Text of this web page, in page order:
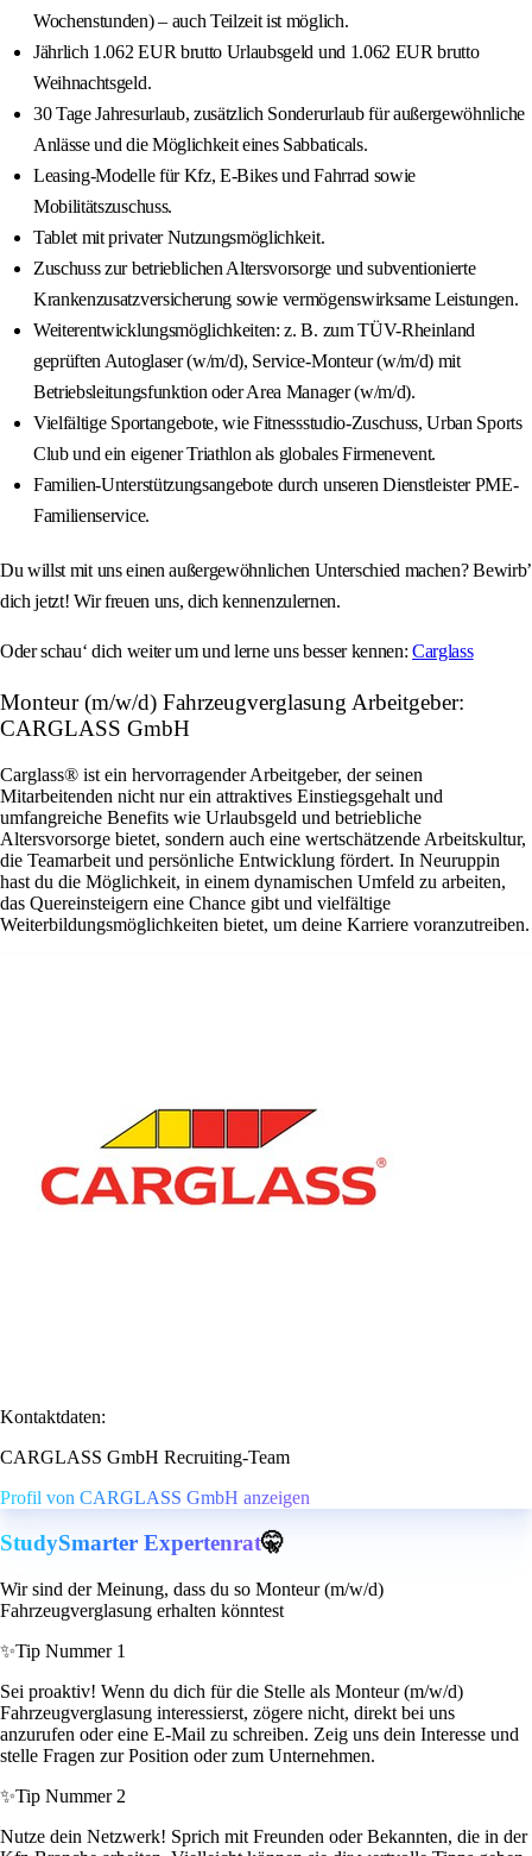
Wochenstunden) – auch Teilzeit ist möglich.
Jährlich 1.062 EUR brutto Urlaubsgeld und 1.062 EUR brutto
Weihnachtsgeld.
30 Tage Jahresurlaub, zusätzlich Sonderurlaub für außergewöhnliche
Anlässe und die Möglichkeit eines Sabbaticals.
Leasing-Modelle für Kfz, E-Bikes und Fahrrad sowie
Mobilitätszuschuss.
Tablet mit privater Nutzungsmöglichkeit.
Zuschuss zur betrieblichen Altersvorsorge und subventionierte
Krankenzusatzversicherung sowie vermögenswirksame Leistungen.
Weiterentwicklungsmöglichkeiten: z. B. zum TÜV-Rheinland
geprüften Autoglaser (w/m/d), Service-Monteur (w/m/d) mit
Betriebsleitungsfunktion oder Area Manager (w/m/d).
Vielfältige Sportangebote, wie Fitnessstudio-Zuschuss, Urban Sports
Club und ein eigener Triathlon als globales Firmenevent.
Familien-Unterstützungsangebote durch unseren Dienstleister PME-
Familienservice.
Du willst mit uns einen außergewöhnlichen Unterschied machen? Bewirb’
dich jetzt! Wir freuen uns, dich kennenzulernen.
Oder schau‘ dich weiter um und lerne uns besser kennen:Carglass
Monteur (m/w/d) Fahrzeugverglasung Arbeitgeber:
CARGLASS GmbH
Carglass® ist ein hervorragender Arbeitgeber, der seinen
Mitarbeitenden nicht nur ein attraktives Einstiegsgehalt und
umfangreiche Benefits wie Urlaubsgeld und betriebliche
Altersvorsorge bietet, sondern auch eine wertschätzende Arbeitskultur,
die Teamarbeit und persönliche Entwicklung fördert. In Neuruppin
hast du die Möglichkeit, in einem dynamischen Umfeld zu arbeiten,
das Quereinsteigern eine Chance gibt und vielfältige
Weiterbildungsmöglichkeiten bietet, um deine Karriere voranzutreiben.
Kontaktdaten:
CARGLASS GmbH Recruiting-Team
Profil von CARGLASS GmbH anzeigen
StudySmarter Expertenrat🤫
Wir sind der Meinung, dass du so Monteur (m/w/d)
Fahrzeugverglasung erhalten könntest
✨Tip Nummer 1
Sei proaktiv! Wenn du dich für die Stelle als Monteur (m/w/d)
Fahrzeugverglasung interessierst, zögere nicht, direkt bei uns
anzurufen oder eine E-Mail zu schreiben. Zeig uns dein Interesse und
stelle Fragen zur Position oder zum Unternehmen.
✨Tip Nummer 2
Nutze dein Netzwerk! Sprich mit Freunden oder Bekannten, die in der